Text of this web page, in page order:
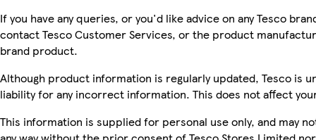
If you have any queries, or you'd like advice on any Tesco
contact Tesco Customer Services, or the product
brand product.
Although product information is regularly updated, Tesco is
liability for any incorrect information. This does not affect
This information is supplied for personal use only, and may